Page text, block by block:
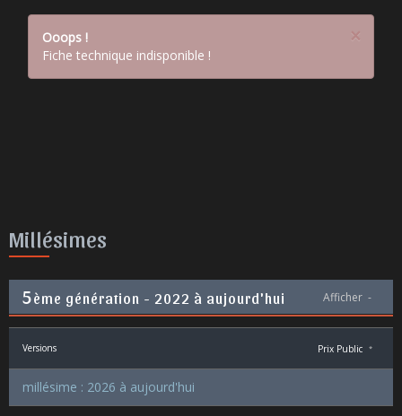
×
Ooops !
Fiche technique indisponible !
Millésimes
5ème génération - 2022 à aujourd'hui Afficher -
Versions Prix Public *
millésime : 2026 à aujourd'hui